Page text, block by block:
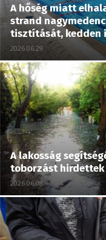
A hőség miatt
strand
tisztítását, kedden
2026.06.29.
A lakosság
toborzást hirdettek
2026.06.08.